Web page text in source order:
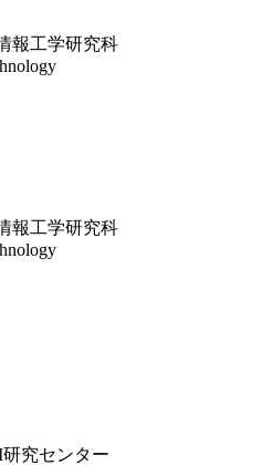
報工学研究科
報工学研究科
究センター